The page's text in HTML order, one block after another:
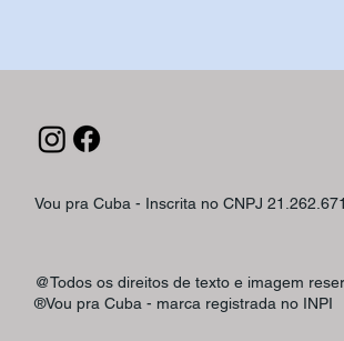
Vou pra Cuba - Inscrita no CNPJ
@Todos os direitos de texto e imagem
®Vou pra Cuba - marca registrada no INPI